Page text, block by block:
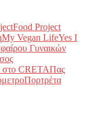
Food Project
My Vegan LifeYes I
Γυναικών
στο CRETAΠας
Πορτρέτα